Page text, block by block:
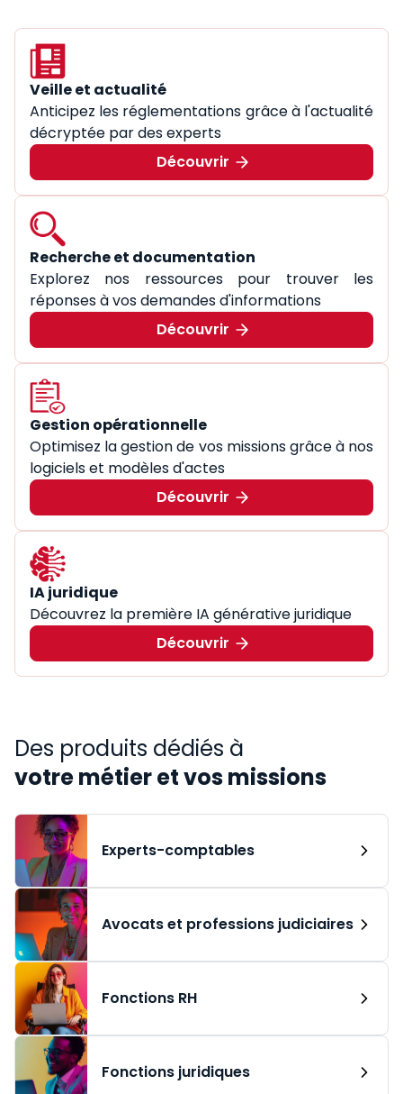
Veille et actualité
Anticipez les réglementations grâce à l'actualité
décryptée par des experts
Découvrir
Recherche et documentation
Explorez nos ressources pour trouver les
réponses à vos demandes d'informations
Découvrir
Gestion opérationnelle
Optimisez la gestion de vos missions grâce à nos
logiciels et modèles d'actes
Découvrir
IA juridique
Découvrez la première IA générative juridique
Découvrir
Des produits dédiés à
votre métier et vos missions
Experts-comptables
Avocats et professions judiciaires
Fonctions RH
Fonctions juridiques